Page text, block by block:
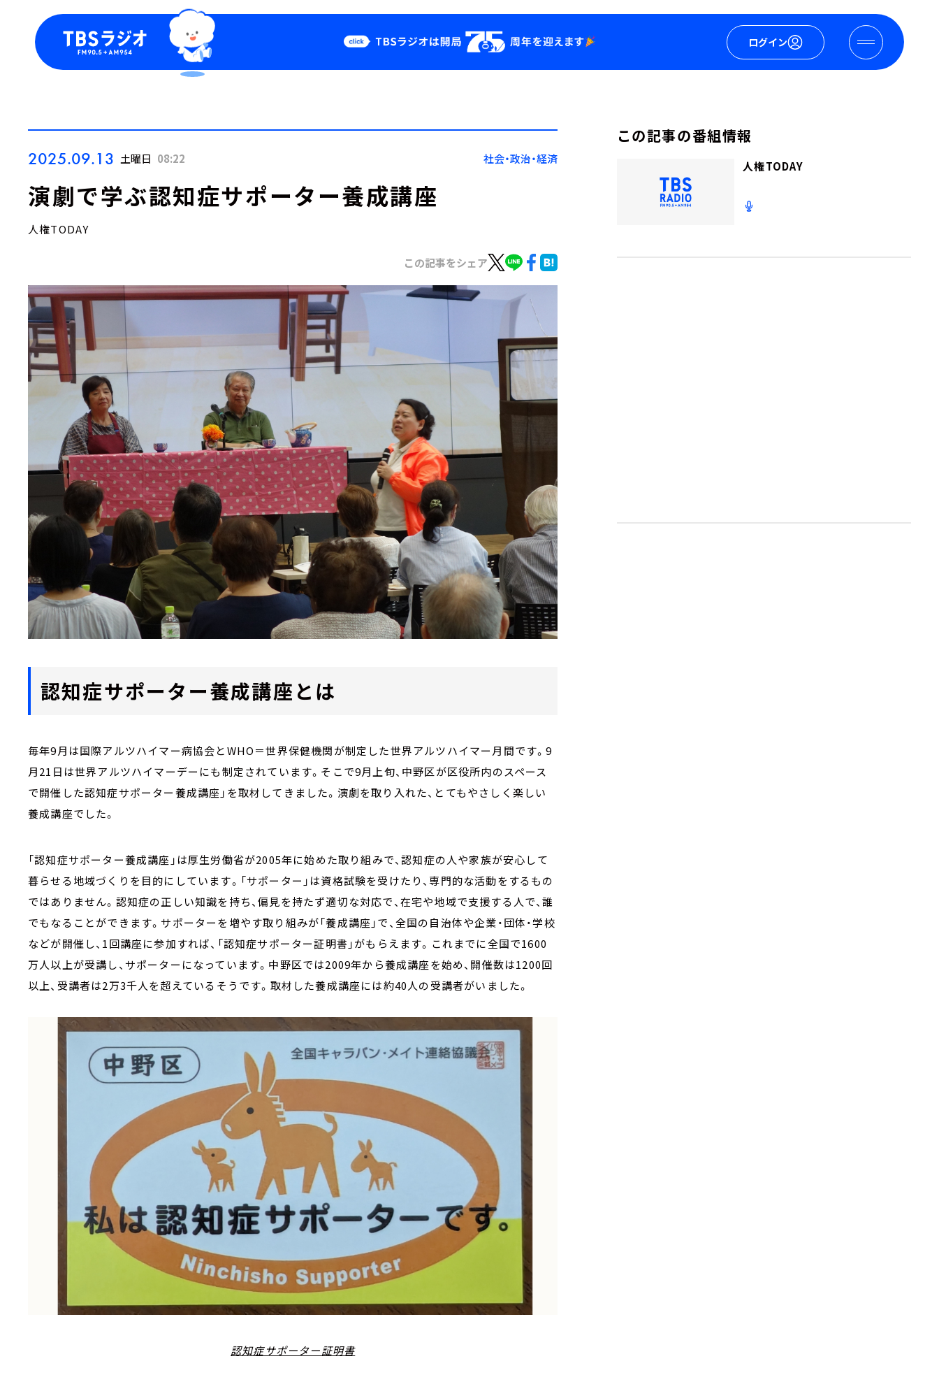
ログイン
Podcast
YouTube
会社情報
2025.09.13 土曜日 08:22 社会・政治・経済
演劇で学ぶ認知症サポーター養成講座
人権TODAY
この記事をシェア
認知症サポーター養成講座とは
毎年9月は国際アルツハイマー病協会とWHO＝世界保健機関が制定した世界アルツハイマー月間です。9
月21日は世界アルツハイマーデーにも制定されています。そこで9月上旬、中野区が区役所内のスペース
で開催した認知症サポーター養成講座」を取材してきました。演劇を取り入れた、とてもやさしく楽しい
養成講座でした。
「認知症サポーター養成講座」は厚生労働省が2005年に始めた取り組みで、認知症の人や家族が安心して
暮らせる地域づくりを目的にしています。「サポーター」は資格試験を受けたり、専門的な活動をするもの
ではありません。認知症の正しい知識を持ち、偏見を持たず適切な対応で、在宅や地域で支援する人で、誰
でもなることができます。サポーターを増やす取り組みが「養成講座」で、全国の自治体や企業・団体・学校
などが開催し、1回講座に参加すれば、「認知症サポーター証明書」がもらえます。これまでに全国で1600
万人以上が受講し、サポーターになっています。中野区では2009年から養成講座を始め、開催数は1200回
以上、受講者は2万3千人を超えているそうです。取材した養成講座には約40人の受講者がいました。
認知症サポーター証明書
この記事の番組情報
人権TODAY